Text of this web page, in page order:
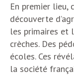
En premier lieu,
découverte
les primaires et
crèches. Des
écoles. Ces
la société